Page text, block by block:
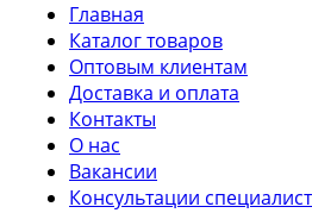
Главная
Каталог товаров
Оптовым клиентам
Доставка и оплата
Контакты
О нас
Вакансии
Консультации